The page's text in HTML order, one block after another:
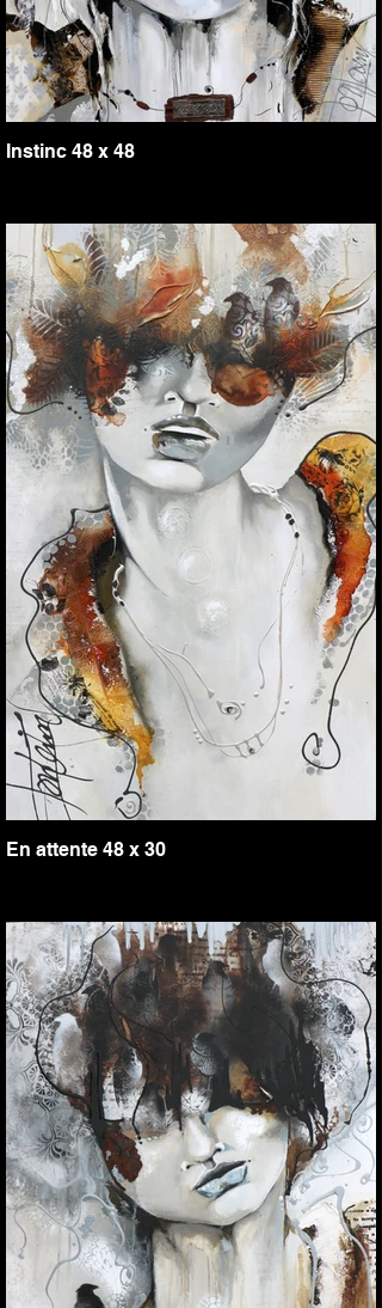
Instinc 48 x 48
En attente 48 x 30